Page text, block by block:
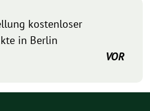
kostenloser
in Berlin
VOR